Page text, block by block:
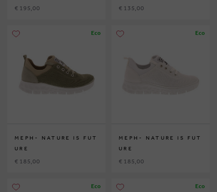
€ 195,00 € 135,00
Eco
MEPH- NATURE IS FUT
URE
€ 185,00
Eco
MEPH- NATURE IS FUT
URE
€ 185,00
Eco Eco